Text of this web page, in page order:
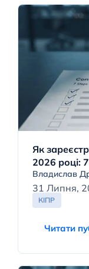
Як
2026 році:
Владислав
31 Липня,
КІПР
Читати